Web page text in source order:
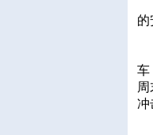
的
车
冲